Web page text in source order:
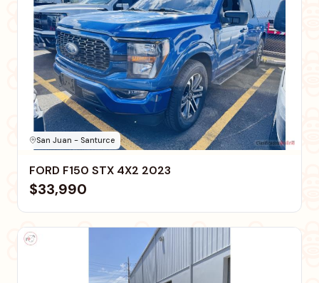
San Juan - Santurce
FORD F150 STX 4X2 2023
$33,990